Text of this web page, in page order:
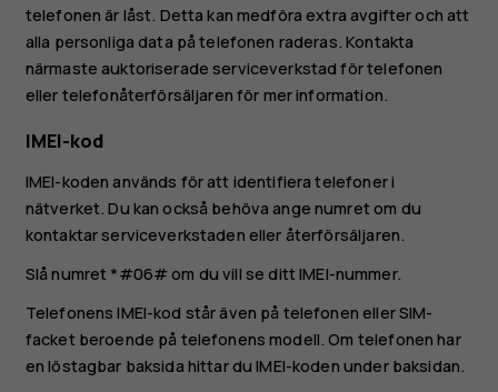
telefonen är låst. Detta kan medföra extra avgifter och att
alla personliga data på telefonen raderas. Kontakta
närmaste auktoriserade serviceverkstad för telefonen
eller telefonåterförsäljaren för mer information.
IMEI-kod
IMEI-koden används för att identifiera telefoner i
nätverket. Du kan också behöva ange numret om du
kontaktar serviceverkstaden eller återförsäljaren.
Slå numret *#06#om du vill se ditt IMEI-nummer.
Telefonens IMEI-kod står även på telefonen eller SIM-
facket beroende på telefonens modell. Om telefonen har
en löstagbar baksida hittar du IMEI-koden under baksidan.